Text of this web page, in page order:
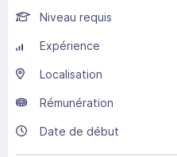
Niveau requis
Expérience
Localisation
Rémunération
Date de début